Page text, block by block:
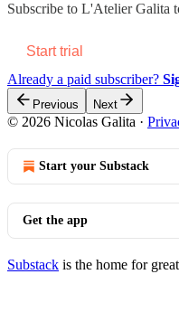
Subscribe to L'Atelier Galita
Start trial
Already a paid subscriber?
Previous Next
© 2026 Nicolas Galita ·
Start your Substack
Get the app
Substack is the home for